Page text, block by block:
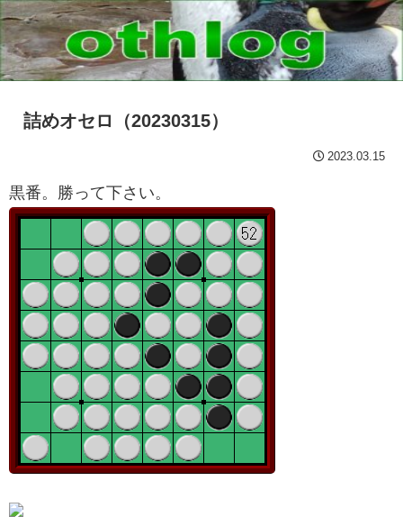
詰めオセロ（20230315）
2023.03.15
黒番。勝って下さい。